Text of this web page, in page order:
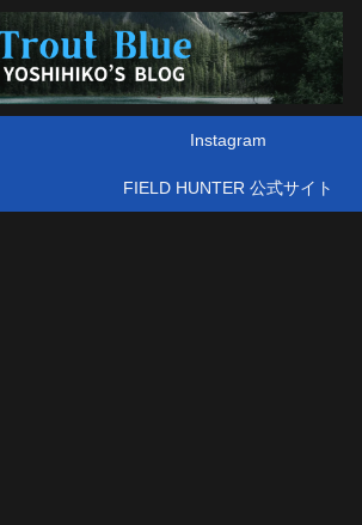
Instagram
FIELD HUNTER 公式サイト